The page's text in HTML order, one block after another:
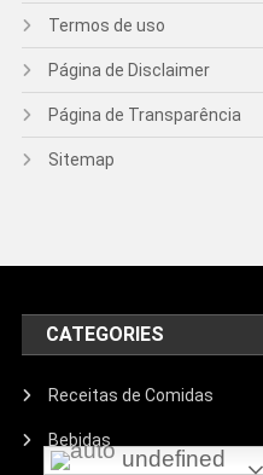
Termos de uso
Página de Disclaimer
Página de Transparência
Sitemap
CATEGORIES
Receitas de Comidas
Bebidas
undefined